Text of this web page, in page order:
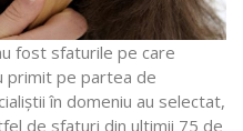
fost sfaturile pe care
primit pe partea de
în domeniu au selectat,
de sfaturi din ultimii 75 de